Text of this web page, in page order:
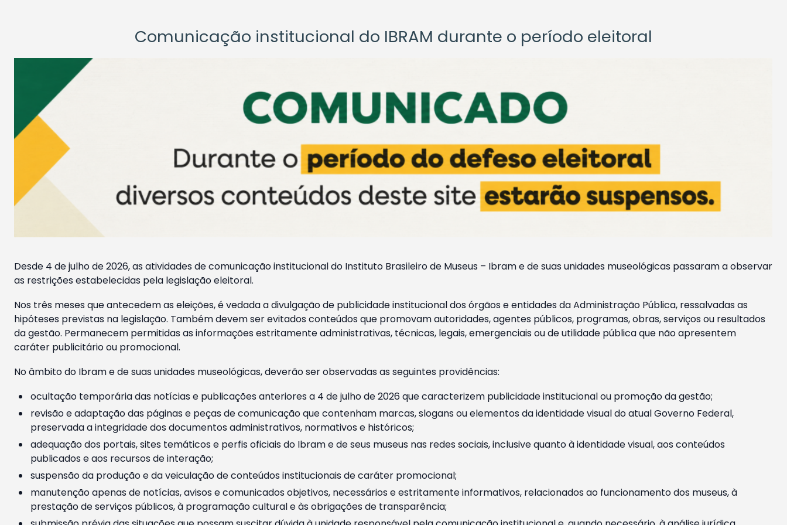
Comunicação institucional do IBRAM durante o período eleitoral
Desde 4 de julho de 2026, as atividades de comunicação institucional do Instituto Brasileiro de Museus – Ibram e de suas unidades museológicas passaram a observar
as restrições estabelecidas pela legislação eleitoral.
Nos três meses que antecedem as eleições, é vedada a divulgação de publicidade institucional dos órgãos e entidades da Administração Pública, ressalvadas as
hipóteses previstas na legislação. Também devem ser evitados conteúdos que promovam autoridades, agentes públicos, programas, obras, serviços ou resultados
da gestão. Permanecem permitidas as informações estritamente administrativas, técnicas, legais, emergenciais ou de utilidade pública que não apresentem
caráter publicitário ou promocional.
No âmbito do Ibram e de suas unidades museológicas, deverão ser observadas as seguintes providências:
ocultação temporária das notícias e publicações anteriores a 4 de julho de 2026 que caracterizem publicidade institucional ou promoção da gestão;
revisão e adaptação das páginas e peças de comunicação que contenham marcas, slogans ou elementos da identidade visual do atual Governo Federal,
preservada a integridade dos documentos administrativos, normativos e históricos;
adequação dos portais, sites temáticos e perfis oficiais do Ibram e de seus museus nas redes sociais, inclusive quanto à identidade visual, aos conteúdos
publicados e aos recursos de interação;
suspensão da produção e da veiculação de conteúdos institucionais de caráter promocional;
manutenção apenas de notícias, avisos e comunicados objetivos, necessários e estritamente informativos, relacionados ao funcionamento dos museus, à
prestação de serviços públicos, à programação cultural e às obrigações de transparência;